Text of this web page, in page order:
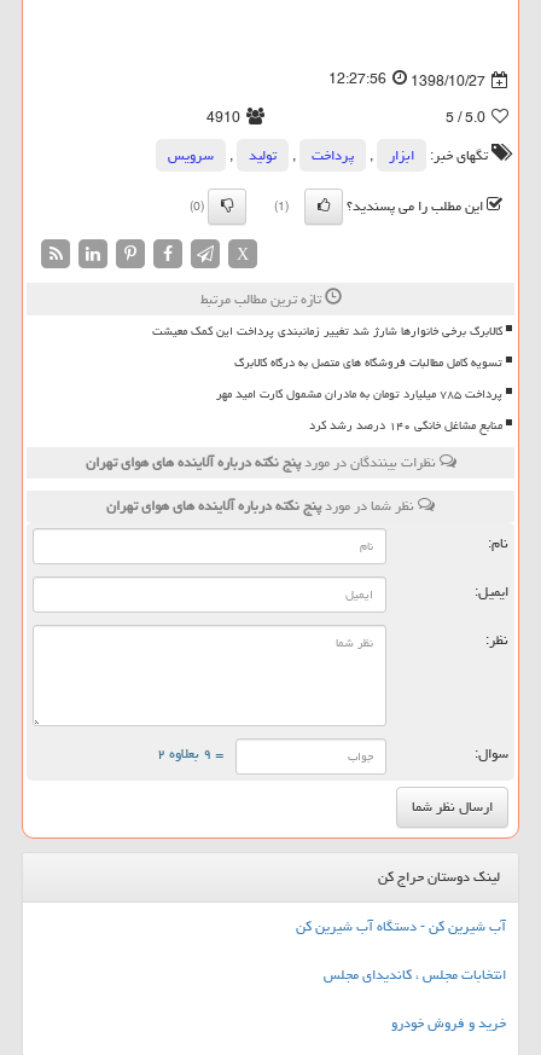
1398/10/27
12:27:56
5.0
/ 5
4910
تگهای خبر:
ابزار , پرداخت , تولید ,
سرویس
این مطلب را می پسندید؟
(1)
(0)
X
تازه ترین مطالب مرتبط
کالابرگ برخی خانوارها شارژ شد تغییر زمانبندی پرداخت این کمک معیشت
تسویه کامل مطالبات فروشگاه های متصل به درگاه کالابرگ
پرداخت ۷۸۵ میلیارد تومان به مادران مشمول کارت امید مهر
منابع مشاغل خانگی ۱۴۰ درصد رشد کرد
نظرات بینندگان در موردپنج نكته درباره آلاینده های هوای تهران
نظر شما در موردپنج نكته درباره آلاینده های هوای تهران
نام:
ایمیل:
نظر:
سوال: = ۹ بعلاوه ۲
لینک دوستان حراج کن
آب شیرین کن - دستگاه آب شیرین کن
انتخابات مجلس ، کاندیدای مجلس
خرید و فروش خودرو